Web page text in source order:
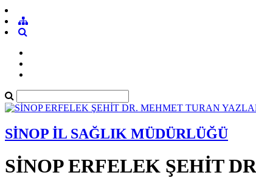
SİNOP İL SAĞLIK MÜDÜRLÜĞÜ
SİNOP ERFELEK ŞEHİT